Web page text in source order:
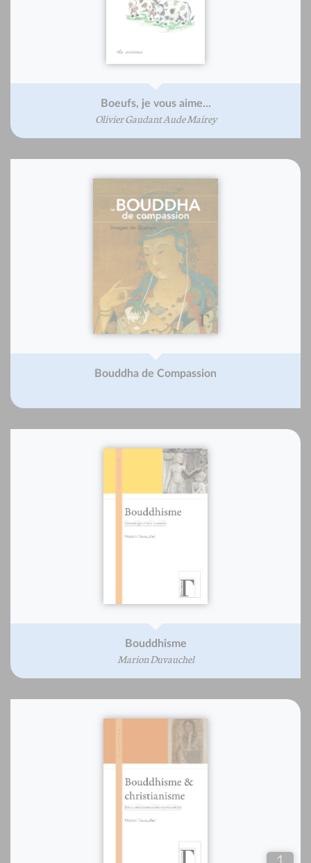
Boeufs, je vous aime...
Olivier Gaudant Aude Mairey
Bouddha de Compassion
Bouddhisme
Marion Duvauchel